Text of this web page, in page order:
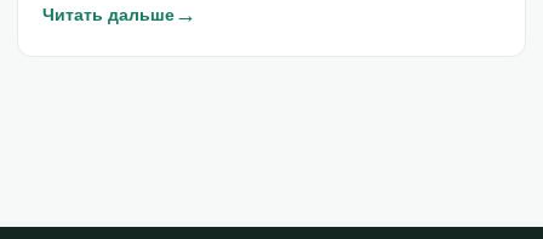
Читать дальше→